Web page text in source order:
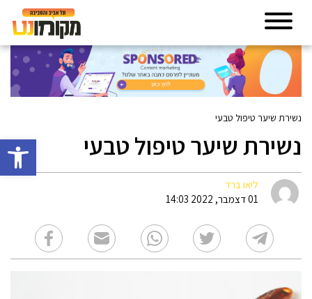
פתח
נשירת שיער טיפול טבעי
נשירת שיער טיפול טבעי
ליאו ברד
01 דצמבר, 2022 14:03